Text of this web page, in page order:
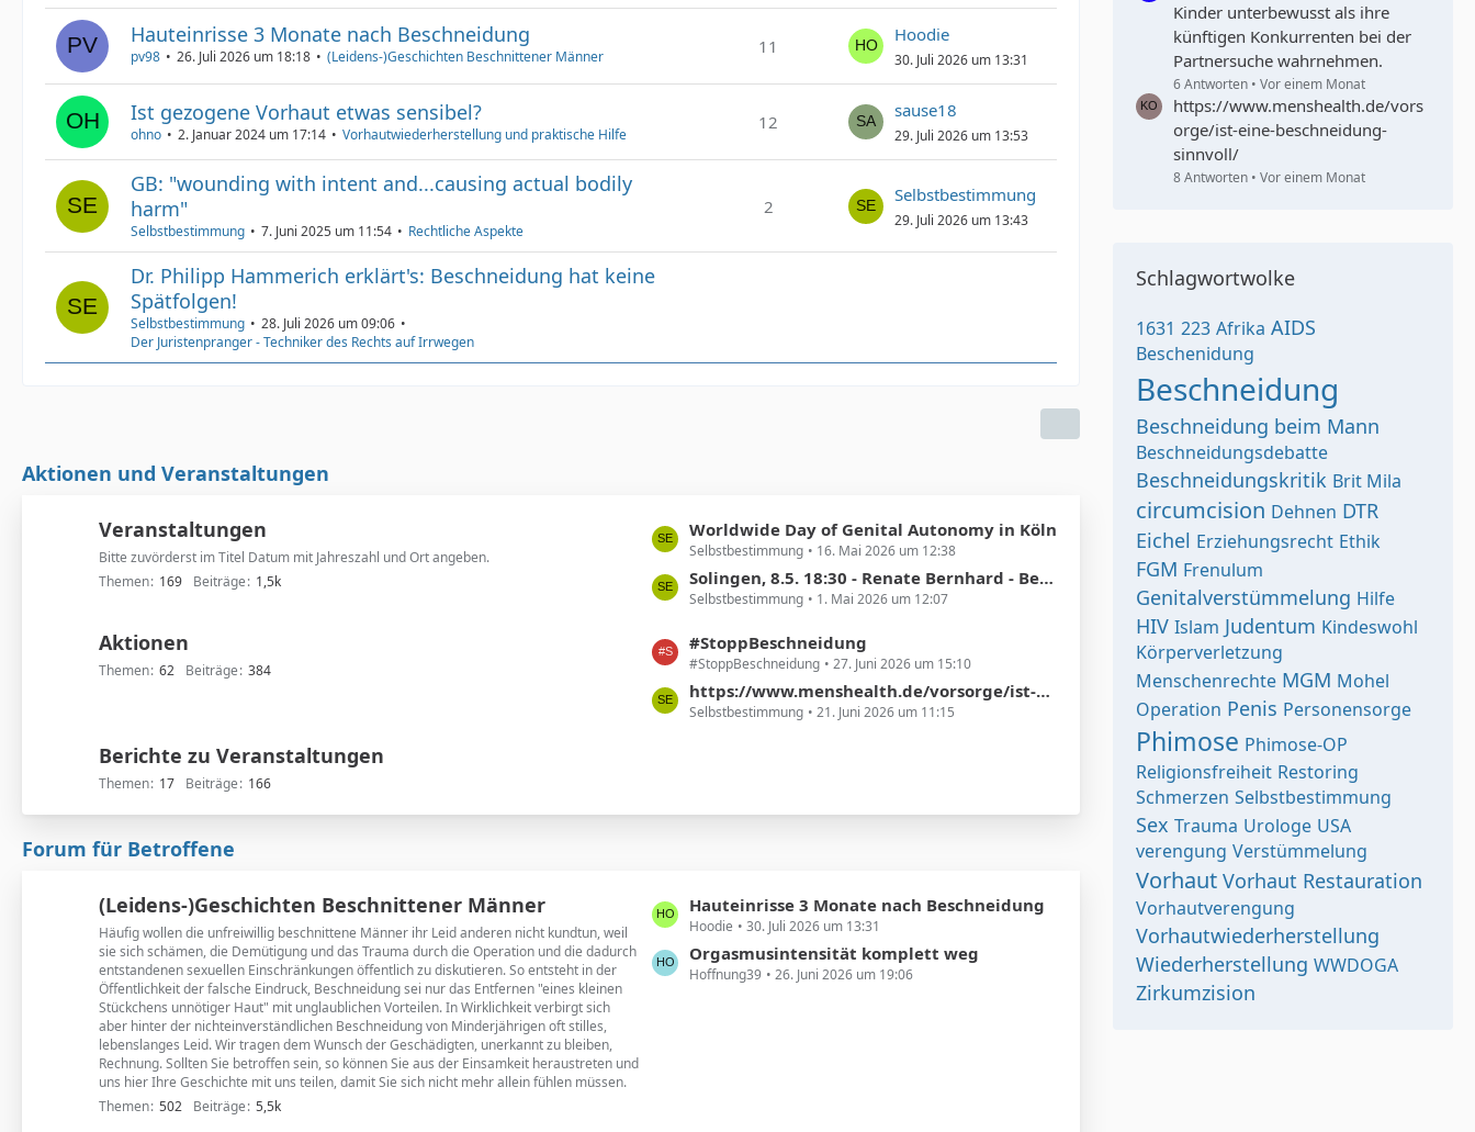
Hauteinrisse 3 Monate nach Beschneidung
pv98 26. Juli 2026 um 18:18 (Leidens-)Geschichten Beschnittener Männer 11
Hoodie
30. Juli 2026 um 13:31
Ist gezogene Vorhaut etwas sensibel?
ohno 2. Januar 2024 um 17:14 Vorhautwiederherstellung und praktische Hilfe
12
sause18
29. Juli 2026 um 13:53
GB: "wounding with intent and...causing actual bodily
harm"
Selbstbestimmung 7. Juni 2025 um 11:54 Rechtliche Aspekte
2
Selbstbestimmung
29. Juli 2026 um 13:43
Dr. Philipp Hammerich erklärt's: Beschneidung hat keine
Spätfolgen!
Selbstbestimmung
28. Juli 2026 um 09:06
Der Juristenpranger - Techniker des Rechts auf Irrwegen
Aktionen und Veranstaltungen
Veranstaltungen
Bitte zuvörderst im Titel Datum mit Jahreszahl und Ort angeben.
Themen 169 Beiträge 1,5k
L
e
t
z
e
e
g
Worldwide Day of Genital Autonomy in Köln
Selbstbestimmung 16. Mai 2026 um 12:38
Solingen, 8.5. 18:30 - Renate Bernhard - Beschneidung ist nicht nur ein Thema von Religion oder Migration
Selbstbestimmung 1. Mai 2026 um 12:07
Aktionen
Themen 62 Beiträge 384
L
e
t
z
e
ä
g
e
#StoppBeschneidung
#StoppBeschneidung 27. Juni 2026 um 15:10
https://www.menshealth.de/vorsorge/ist-eine-beschneidung-sinnvoll/
Selbstbestimmung 21. Juni 2026 um 11:15
Berichte zu Veranstaltungen
Themen 17 Beiträge 166
Forum für Betroffene
(Leidens-)Geschichten Beschnittener Männer
Häufig wollen die unfreiwillig beschnittene Männer ihr Leid anderen nicht kundtun, weil
sie sich schämen, die Demütigung und das Trauma durch die Operation und die dadurch
entstandenen sexuellen Einschränkungen öffentlich zu diskutieren. So entsteht in der
Öffentlichkeit der falsche Eindruck, Beschneidung sei nur das Entfernen "eines kleinen
Stückchens unnötiger Haut" mit unglaublichen Vorteilen. In Wirklichkeit verbirgt sich
aber hinter der nichteinverständlichen Beschneidung von Minderjährigen oft stilles,
lebenslanges Leid. Wir tragen dem Wunsch der Geschädigten, unerkannt zu bleiben,
Rechnung. Sollten Sie betroffen sein, so können Sie aus der Einsamkeit heraustreten und
uns hier Ihre Geschichte mit uns teilen, damit Sie sich nicht mehr allein fühlen müssen.
Themen 502 Beiträge 5,5k
L
e
t
z
Hauteinrisse 3 Monate nach Beschneidung
Hoodie 30. Juli 2026 um 13:31
Orgasmusintensität komplett weg
Hoffnung39 26. Juni 2026 um 19:06
Kinder unterbewusst als ihre
künftigen Konkurrenten bei der
Partnersuche wahrnehmen.
6 Antworten Vor einem Monat
https://www.menshealth.de/vors
orge/ist-eine-beschneidung-
sinnvoll/
8 Antworten Vor einem Monat
Schlagwortwolke
1631 223 Afrika AIDS
Beschenidung
Beschneidung
Beschneidung beim Mann
Beschneidungsdebatte
Beschneidungskritik Brit Mila
circumcision Dehnen DTR
Eichel Erziehungsrecht Ethik
FGM Frenulum
Genitalverstümmelung Hilfe
HIV Islam Judentum Kindeswohl
Körperverletzung
Menschenrechte MGM Mohel
Operation Penis Personensorge
Phimose Phimose-OP
Religionsfreiheit Restoring
Schmerzen Selbstbestimmung
Sex Trauma Urologe USA
verengung Verstümmelung
Vorhaut Vorhaut Restauration
Vorhautverengung
Vorhautwiederherstellung
Wiederherstellung WWDOGA
Zirkumzision